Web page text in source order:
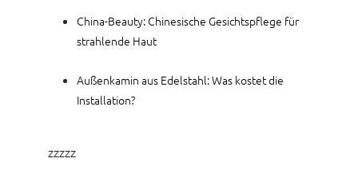
China-Beauty: Chinesische Gesichtspflege für
strahlende Haut
Außenkamin aus Edelstahl: Was kostet die
Installation?
zzzzz